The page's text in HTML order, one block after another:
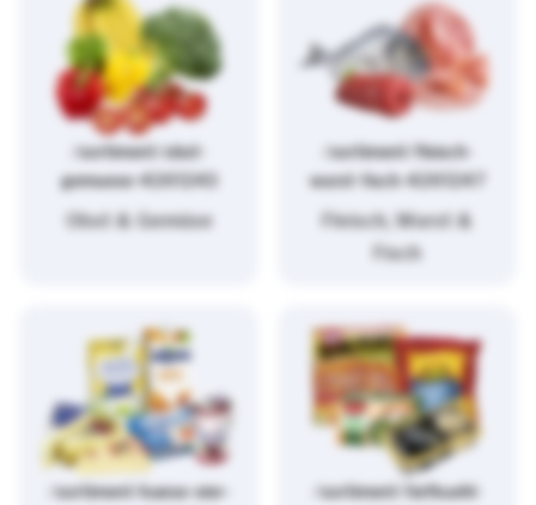
/sortiment/obst-
gemuese-4261243
Obst & Gemüse
/sortiment/fleisch-
wurst-fisch-4261247
Fleisch, Wurst &
Fisch
/sortiment/kaese-eier-
/sortiment/tiefkuehl-